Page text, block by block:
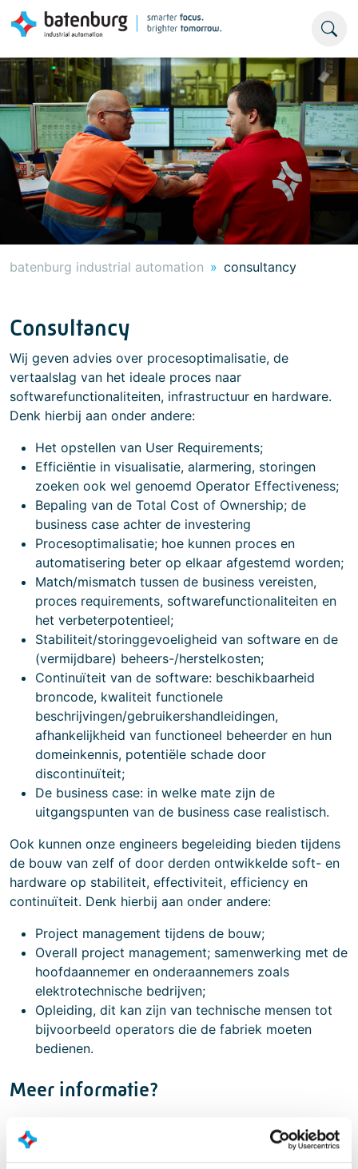
batenburg industrial automation consultancy
Consultancy
Wij geven advies over procesoptimalisatie, de
vertaalslag van het ideale proces naar
softwarefunctionaliteiten, infrastructuur en hardware.
Denk hierbij aan onder andere:
Het opstellen van User Requirements;
Efficiëntie in visualisatie, alarmering, storingen
zoeken ook wel genoemd Operator Effectiveness;
Bepaling van de Total Cost of Ownership; de
business case achter de investering
Procesoptimalisatie; hoe kunnen proces en
automatisering beter op elkaar afgestemd worden;
Match/mismatch tussen de business vereisten,
proces requirements, softwarefunctionaliteiten en
het verbeterpotentieel;
Stabiliteit/storinggevoeligheid van software en de
(vermijdbare) beheers-/herstelkosten;
Continuïteit van de software: beschikbaarheid
broncode, kwaliteit functionele
beschrijvingen/gebruikershandleidingen,
afhankelijkheid van functioneel beheerder en hun
domeinkennis, potentiële schade door
discontinuïteit;
De business case: in welke mate zijn de
uitgangspunten van de business case realistisch.
Ook kunnen onze engineers begeleiding bieden tijdens
de bouw van zelf of door derden ontwikkelde soft- en
hardware op stabiliteit, effectiviteit, efficiency en
continuïteit. Denk hierbij aan onder andere:
Project management tijdens de bouw;
Overall project management; samenwerking met de
hoofdaannemer en onderaannemers zoals
elektrotechnische bedrijven;
Opleiding, dit kan zijn van technische mensen tot
bijvoorbeeld operators die de fabriek moeten
bedienen.
Meer informatie?
Frits Tjalsma
Managing Director